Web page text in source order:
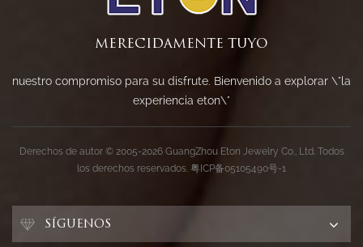
MERECIDAMENTE TUYO
nuestro compromiso para su disfrute. Bienvenido a explorar \"la
experiencia eton\"
Derechos de autor © 2005-2026 GuangZhou Eton Jewelry Co., Ltd. Todos
los derechos reservados. 粤ICP备05105490号-1
SÍGUENOS